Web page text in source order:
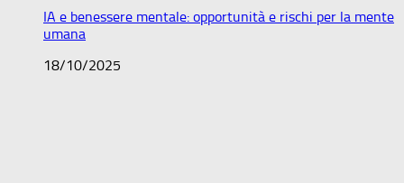
IA e benessere mentale: opportunità e rischi per la mente
umana
18/10/2025